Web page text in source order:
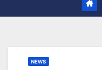
NEWS